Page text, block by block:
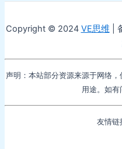
Copyright © 2024 VE思维 |
声明：本站部分资源来源于网络
用途。如有
友情链